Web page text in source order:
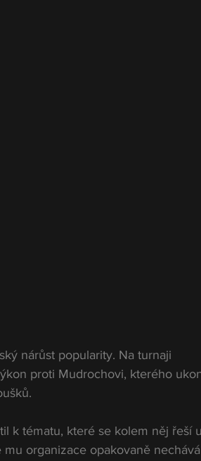
nárůst popularity. Na turnaji
proti Mudrochovi, kterého
k tématu, které se kolem něj řeší
organizace opakovaně